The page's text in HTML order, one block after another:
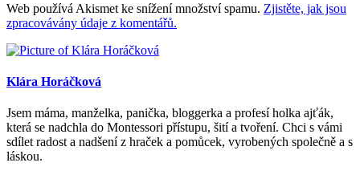
Web používá Akismet ke snížení množství spamu. Zjistěte, jak jsou
zpracovávány údaje z komentářů.
Klára Horáčková
Jsem máma, manželka, panička, bloggerka a profesí holka ajťák,
která se nadchla do Montessori přístupu, šití a tvoření. Chci s vámi
sdílet radost a nadšení z hraček a pomůcek, vyrobených společně a s
láskou.